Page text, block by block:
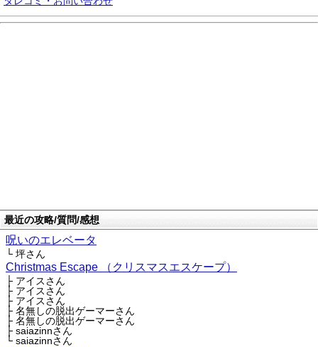
最近の攻略/質問/感想
呪いのエレベータ
└ 坪さん
Christmas Escape （クリスマスエスケープ）
├ アイスさん
├ アイスさん
├ アイスさん
├ 名無しの脱出ゲーマーさん
├ 名無しの脱出ゲーマーさん
├ saiazinnさん
└ saiazinnさん